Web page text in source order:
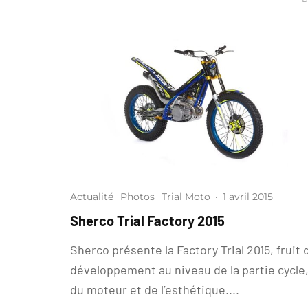
Actualité Photos Trial Moto · 1 avril 2015
Sherco Trial Factory 2015
Sherco présente la Factory Trial 2015, fruit
développement au niveau de la partie cycle,
du moteur et de l’esthétique....